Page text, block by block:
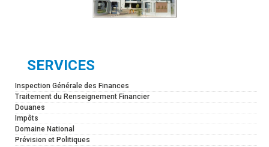
SERVICES
Inspection Générale des Finances
Traitement du Renseignement Financier
Douanes
Impôts
Domaine National
Prévision et Politiques